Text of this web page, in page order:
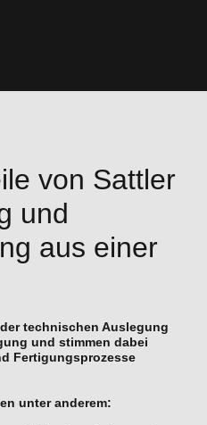
von Sattler
und
aus einer
technischen Auslegung
und stimmen dabei
Fertigungsprozesse
unter anderem: